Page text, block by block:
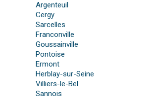
Argenteuil
Cergy
Sarcelles
Franconville
Goussainville
Pontoise
Ermont
Herblay-sur-Seine
Villiers-le-Bel
Sannois